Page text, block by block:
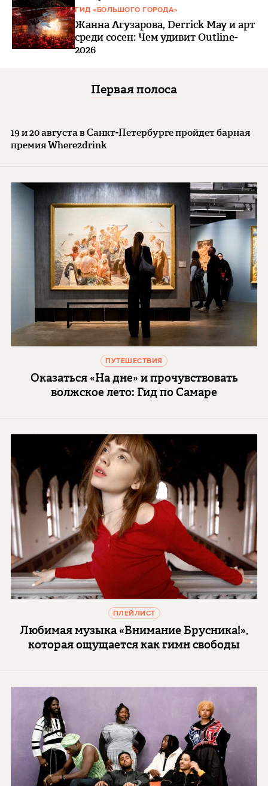
ГИД «БОЛЬШОГО ГОРОДА»
Жанна Агузарова, Derrick May и арт
среди сосен: Чем удивит Outline-
2026
Первая полоса
19 и 20 августа в Санкт-Петербурге пройдет барная
премия Where2drink
ПУТЕШЕСТВИЯ
Оказаться «На дне» и прочувствовать
волжское лето: Гид по Самаре
ПЛЕЙЛИСТ
Любимая музыка «Внимание Брусника!»,
которая ощущается как гимн свободы